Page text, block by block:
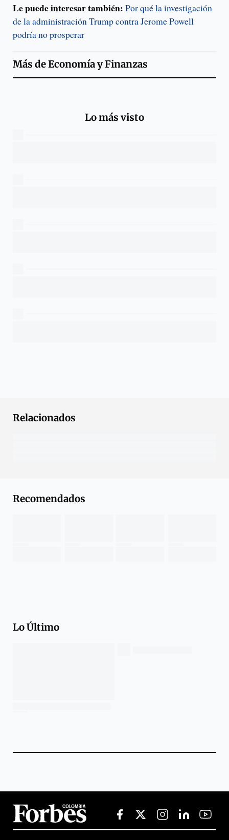
Le puede interesar también: Por qué la investigación
de la administración Trump contra Jerome Powell
podría no prosperar
Más deEconomía y Finanzas
Lo más visto
Relacionados
Recomendados
Lo Último